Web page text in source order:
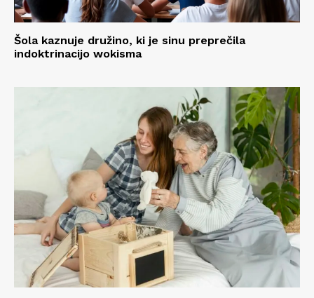
Šola kaznuje družino, ki je sinu preprečila
indoktrinacijo wokisma